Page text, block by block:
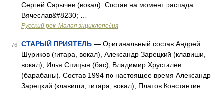
Сергей Сарычев (вокал). Состав на момент распада
Вячеслав&#8230; …
Русский рок. Малая энциклопедия
76 СТАРЫЙ ПРИЯТЕЛЬ — Оригинальный состав Андрей
Шуриков (гитара, вокал), Александр Зарецкий (клавиши,
вокал), Илья Спицын (бас), Владимир Хрусталев
(барабаны). Состав 1994 по настоящее время Александр
Зарецкий (клавиши, гитара, вокал), Платов Константин